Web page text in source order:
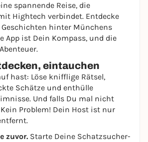
spannende Reise, die
Hightech verbindet. Entdecke
Geschichten hinter Münchens
App ist Dein Kompass, und die
eintauchen
hast: Löse knifflige Rätsel,
Schätze und enthülle
Und falls Du mal nicht
Problem! Dein Host ist nur
zuvor. Starte Deine Schatzsucher-